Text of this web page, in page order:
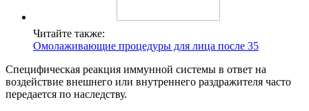
Читайте также:
Омолаживающие процедуры для лица после 35
Специфическая реакция иммунной системы в ответ на
воздействие внешнего или внутреннего раздражителя часто
передается по наследству.